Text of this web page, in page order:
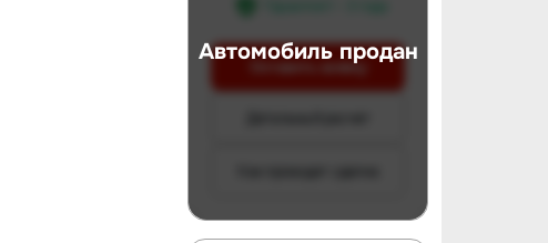
Автомобиль продан
Оставить заявку